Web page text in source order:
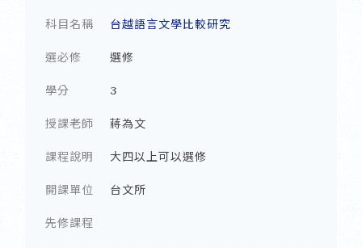
科目名稱 台越語言文學比較研究
選必修 選修
學分 3
授課老師 蔣為文
課程說明 大四以上可以選修
開課單位 台文所
先修課程